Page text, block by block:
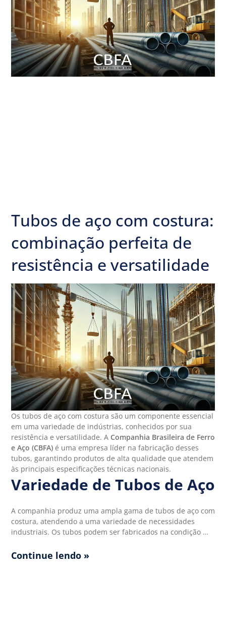
Tubos de aço com costura:
combinação perfeita de
resistência e versatilidade
Os tubos de aço com costura são um componente essencial
em uma variedade de indústrias, conhecidos por sua
resistência e versatilidade. A Companhia Brasileira de Ferro
e Aço (CBFA) é uma empresa líder na fabricação desses
tubos, garantindo produtos de alta qualidade que atendem
às principais especificações técnicas nacionais.
Variedade de Tubos de Aço
A companhia produz uma ampla gama de tubos de aço com
costura, atendendo a uma variedade de necessidades
industriais. Os tubos podem ser fabricados na condição …
Continue lendo »